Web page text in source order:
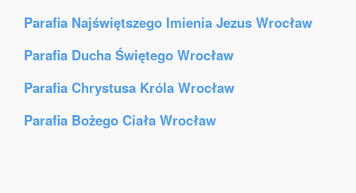
Parafia Najświętszego Imienia Jezus Wrocław
Parafia Ducha Świętego Wrocław
Parafia Chrystusa Króla Wrocław
Parafia Bożego Ciała Wrocław